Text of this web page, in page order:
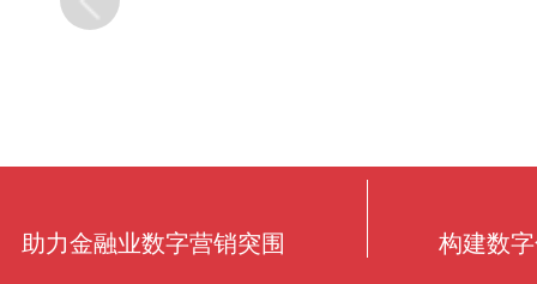
助力金融业数字营销突围 构建数